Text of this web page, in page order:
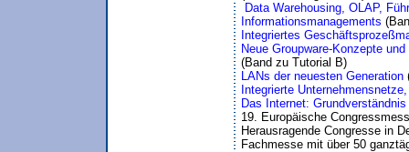
Data Warehousing, OLAP,
Informationsmanagements
Integriertes
Neue Groupware-Konzepte
LANs der neuesten Generation
Integrierte
Das Internet:
19. Europäische
Herausragende Congresse in
Fachmesse mit über 50